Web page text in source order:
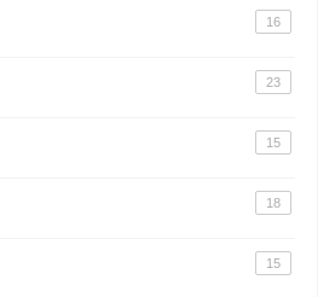
16
23
15
18
15